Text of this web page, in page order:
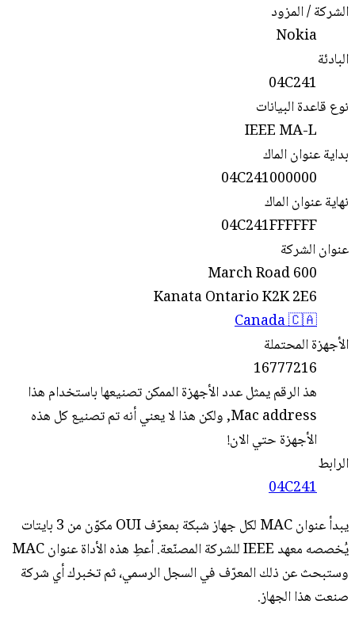
الشركة / المزود
Nokia
البادئة
04C241
نوع قاعدة البيانات
IEEE MA-L
بداية عنوان الماك
04C241000000
نهاية عنوان الماك
04C241FFFFFF
عنوان الشركة
600 March Road
Kanata Ontario K2K 2E6
Canada 🇨🇦
الأجهزة المحتملة
16777216
هذ الرقم يمثل عدد الأجهزة الممكن تصنيعها باستخدام هذا
Mac address, ولكن هذا لا يعني أنه تم تصنيع كل هذه
الأجهزة حتي الان!
الرابط
04C241
يبدأ عنوان MAC لكل جهاز شبكة بمعرّف OUI مكوّن من 3 بايتات
يُخصصه معهد IEEE للشركة المصنّعة. أعطِ هذه الأداة عنوان MAC
وستبحث عن ذلك المعرّف في السجل الرسمي، ثم تخبرك أي شركة
صنعت هذا الجهاز.